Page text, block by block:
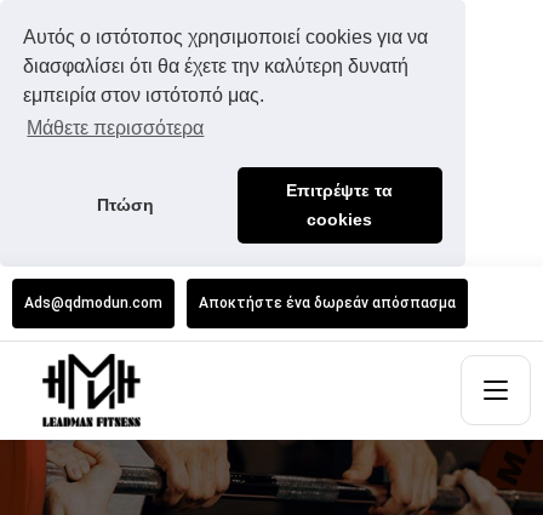
Αυτός ο ιστότοπος χρησιμοποιεί cookies για να
διασφαλίσει ότι θα έχετε την καλύτερη δυνατή
εμπειρία στον ιστότοπό μας.
Μάθετε περισσότερα
Πτώση
Επιτρέψτε τα
cookies
Ads@qdmodun.com Αποκτήστε ένα δωρεάν απόσπασμα